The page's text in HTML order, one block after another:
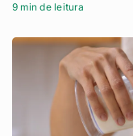
9 min de leitura